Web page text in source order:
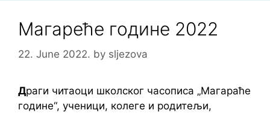
Магареће године 2022
22. June 2022. by sljezova
Драги читаоци школског часописа „Магараће
године“, ученици, колеге и родитељи,